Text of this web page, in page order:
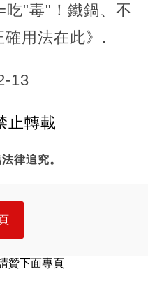
吃"毒"！鐵鍋、不
用法在此》.
13
止轉載
律追究。
贊下面專頁